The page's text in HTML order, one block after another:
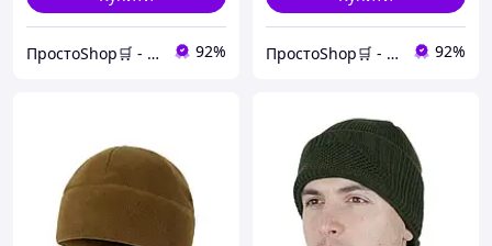
ПростоShop🛒 - онлайн магазин простих товарів💡 92% ПростоShop🛒 - онлайн магазин простих товарів💡 92%